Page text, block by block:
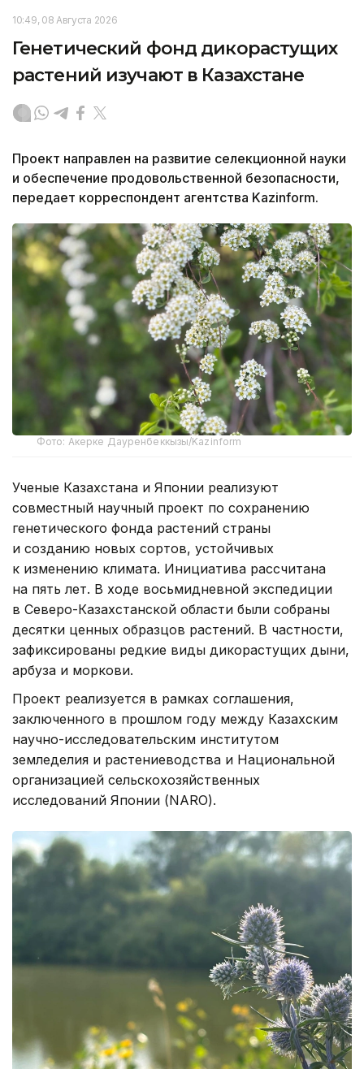
10:49, 08 Августа 2026
Генетический фонд дикорастущих
растений изучают в Казахстане
Проект направлен на развитие селекционной науки
и обеспечение продовольственной безопасности,
передает корреспондент агентства Kazinform.
Фото: Акерке Дауренбеккызы/Kazinform
Ученые Казахстана и Японии реализуют
совместный научный проект по сохранению
генетического фонда растений страны
и созданию новых сортов, устойчивых
к изменению климата. Инициатива рассчитана
на пять лет. В ходе восьмидневной экспедиции
в Северо-Казахстанской области были собраны
десятки ценных образцов растений. В частности,
зафиксированы редкие виды дикорастущих дыни,
арбуза и моркови.
Проект реализуется в рамках соглашения,
заключенного в прошлом году между Казахским
научно-исследовательским институтом
земледелия и растениеводства и Национальной
организацией сельскохозяйственных
исследований Японии (NARO).